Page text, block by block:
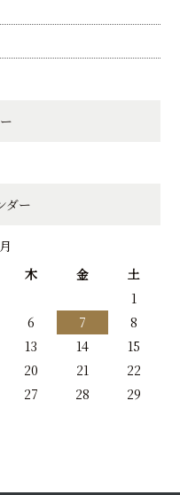
ダー
木 金 土
1
6 7
8
13 14
15
20 21
22
27 28
29